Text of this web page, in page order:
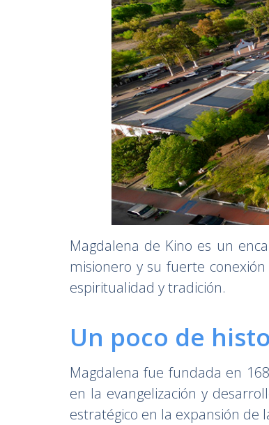
Magdalena de Kino es un
misionero y su fuerte
espiritualidad y tradición.
Un poco de
Magdalena fue fundada en
en la evangelización y
estratégico en la expansión de